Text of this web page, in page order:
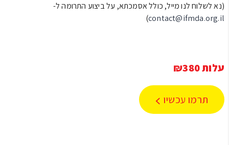
(נא לשלוח לנו מייל, כולל אסמכתא, על ביצוע התרומה ל-
contact@ifmda.org.il
)
עלות ₪380
תרמו עכשיו